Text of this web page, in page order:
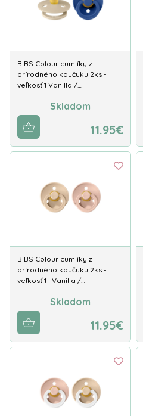
BIBS Colour cumlíky z
prírodného kaučuku 2ks -
veľkosť 1 Vanilla /…
Skladom
11.95€
BIBS Colour cumlíky z
prírodného kaučuku 2ks -
veľkosť 1 | Vanilla /…
Skladom
11.95€